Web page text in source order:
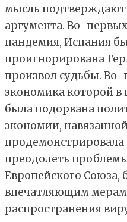
мысль подтверждают
аргумента. Во-
пандемия, Испания
проигнорирована
произвол судьбы. Во-
экономика которой
была подорвана
экономии,
продемонстрировала
преодолеть
Европейского Союза,
впечатляющим
распространения